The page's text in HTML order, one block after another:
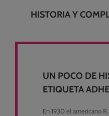
HISTORIA Y
UN POCO DE
ETIQUETA
En 1930 el americano